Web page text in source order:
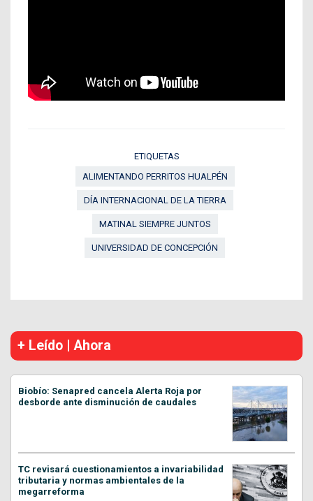
ETIQUETAS
ALIMENTANDO PERRITOS HUALPÉN
DÍA INTERNACIONAL DE LA TIERRA
MATINAL SIEMPRE JUNTOS
UNIVERSIDAD DE CONCEPCIÓN
+ Leído | Ahora
Biobío: Senapred cancela Alerta Roja por
desborde ante disminución de caudales
TC revisará cuestionamientos a invariabilidad
tributaria y normas ambientales de la
megarreforma